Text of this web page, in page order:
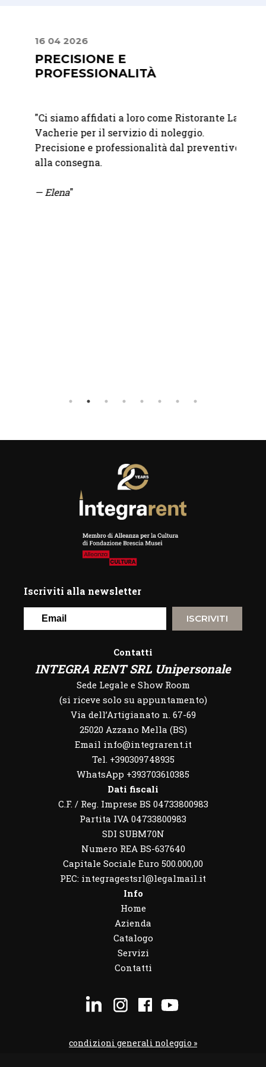
16 04 2026
PRECISIONE E
PROFESSIONALITÀ
Ci siamo affidati a loro come Ristorante La
Vacherie per il servizio di noleggio.
Precisione e professionalità dal preventivo
alla consegna.
— Elena"
Iscriviti alla newsletter
ISCRIVITI
Contatti
INTEGRA RENT SRL Unipersonale
Sede Legale e Show Room
(si riceve solo su appuntamento)
Via dell’Artigianato n. 67-69
25020 Azzano Mella (BS)
Email info@integrarent.it
Tel. +390309748935
WhatsApp +393703610385
Dati fiscali
C.F. / Reg. Imprese BS 04733800983
Partita IVA 04733800983
SDI SUBM70N
Numero REA BS-637640
Capitale Sociale Euro 500.000,00
PEC: integragestsrl@legalmail.it
Info
Home
Azienda
Catalogo
Servizi
Contatti
condizioni generali noleggio »